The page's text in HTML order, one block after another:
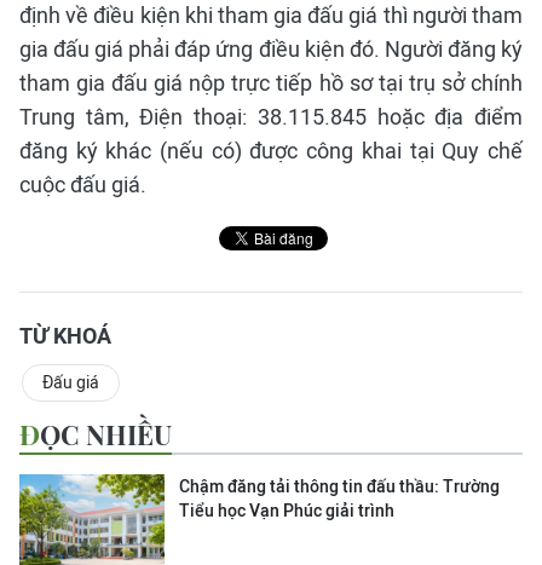
định về điều kiện khi tham gia đấu giá thì người tham
gia đấu giá phải đáp ứng điều kiện đó. Người đăng ký
tham gia đấu giá nộp trực tiếp hồ sơ tại trụ sở chính
Trung tâm, Điện thoại: 38.115.845 hoặc địa điểm
đăng ký khác (nếu có) được công khai tại Quy chế
cuộc đấu giá.
TỪ KHOÁ
Đấu giá
ĐỌC NHIỀU
Chậm đăng tải thông tin đấu thầu: Trường
Tiểu học Vạn Phúc giải trình